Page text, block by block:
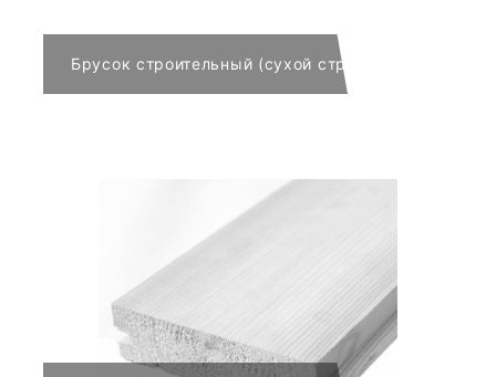
Брусок строительный (сухой строганый с 4-х